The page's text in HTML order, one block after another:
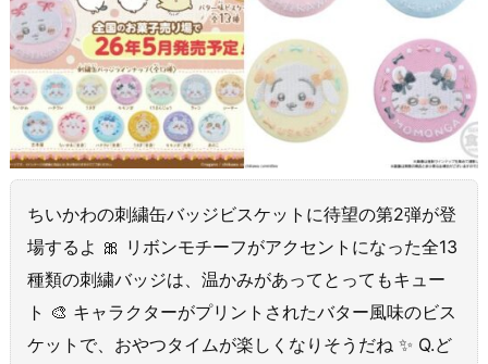
ちいかわの刺繍缶バッジビスケットに待望の第2弾が登
場するよ 🎀 リボンモチーフがアクセントになった全13
種類の刺繍バッジは、温かみがあってとってもキュー
ト 🎨 キャラクターがプリントされたバター風味のビス
ケットで、おやつタイムが楽しくなりそうだね ✨ Q.ど